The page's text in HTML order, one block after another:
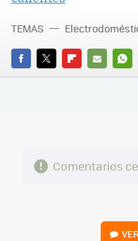
FACEBOOK
TWITTERFLIPBOARD
E-
TEMAS
Comentarios